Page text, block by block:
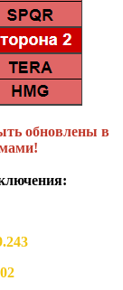
обновлены в